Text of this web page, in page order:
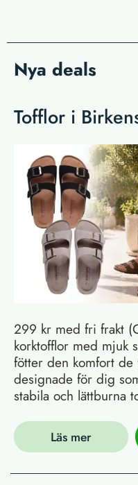
Nya deals
Tofflor i
299 kr med fri frakt
korktofflor med mjuk
fötter den komfort de
designade för dig
stabila och lättburna
Läs mer